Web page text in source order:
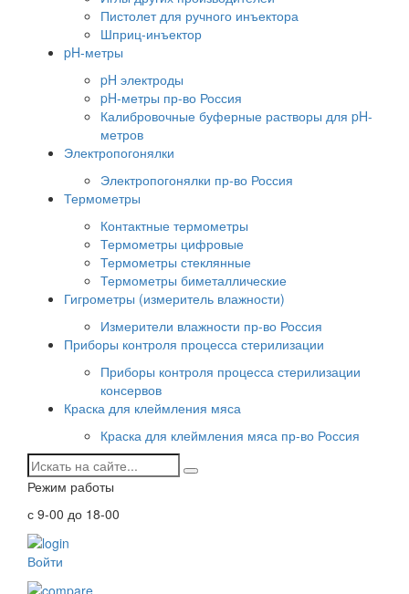
Пистолет для ручного инъектора
Шприц-инъектор
pH-метры
pH электроды
pH-метры пр-во Россия
Калибровочные буферные растворы для pH-
метров
Электропогонялки
Электропогонялки пр-во Россия
Термометры
Контактные термометры
Термометры цифровые
Термометры стеклянные
Термометры биметаллические
Гигрометры (измеритель влажности)
Измерители влажности пр-во Россия
Приборы контроля процесса стерилизации
Приборы контроля процесса стерилизации
консервов
Краска для клеймления мяса
Краска для клеймления мяса пр-во Россия
Режим работы
с 9-00 до 18-00
Войти